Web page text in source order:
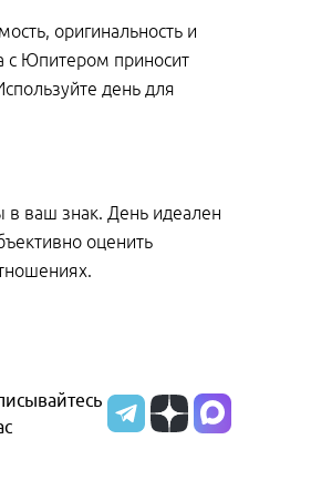
оригинальность и
с Юпитером приносит
день для
в ваш знак. День идеален
оценить